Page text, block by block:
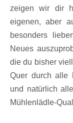
zeigen wir dir
eigenen, aber
besonders
Neues
die du bisher
Quer durch alle
und natürlich
Mühlenlädle-